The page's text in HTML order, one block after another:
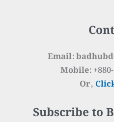
Email:
Mobile:
Or,
Subscribe to